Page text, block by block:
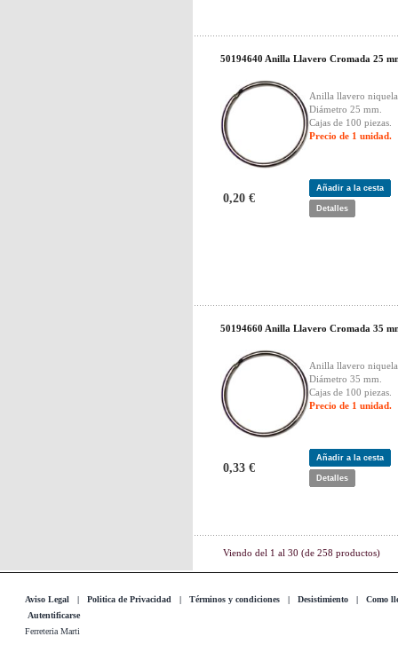
50194640 Anilla Llavero Cromada 25
Anilla llavero
Diámetro 25 mm.
Cajas de 100 piezas.
Precio de 1 unidad.
0,20 €
Añadir a la cesta
Detalles
50194660 Anilla Llavero Cromada 35
Anilla llavero
Diámetro 35 mm.
Cajas de 100 piezas.
Precio de 1 unidad.
0,33 €
Añadir a la cesta
Detalles
Viendo del 1 al 30 (de 258 productos)
Aviso Legal | Politica de Privacidad | Términos y condiciones | Desistimiento | Como
Autentificarse
Ferreteria Marti